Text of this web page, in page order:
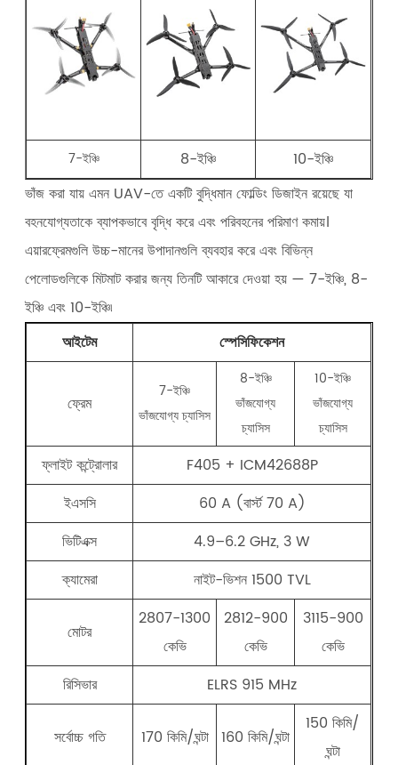
7-ইঞ্চি 8-ইঞ্চি
10-ইঞ্চি
ভাঁজ করা যায় এমন UAV-তে একটি বুদ্ধিমান ফোল্ডিং ডিজাইন রয়েছে যা
বহনযোগ্যতাকে ব্যাপকভাবে বৃদ্ধি করে এবং পরিবহনের পরিমাণ কমায়।
এয়ারফ্রেমগুলি উচ্চ-মানের উপাদানগুলি ব্যবহার করে এবং বিভিন্ন
পেলোডগুলিকে মিটমাট করার জন্য তিনটি আকারে দেওয়া হয় — 7-ইঞ্চি, 8-
ইঞ্চি এবং 10-ইঞ্চি৷
আইটেম
স্পেসিফিকেশন
ফ্রেম
7-ইঞ্চি
ভাঁজযোগ্য চ্যাসিস
8-ইঞ্চি
ভাঁজযোগ্য
চ্যাসিস
10-ইঞ্চি
ভাঁজযোগ্য
চ্যাসিস
ফ্লাইট কন্ট্রোলার
F405 + ICM42688P
ইএসসি
60 A (বার্স্ট 70 A)
ভিটিএক্স
4.9–6.2 GHz, 3 W
ক্যামেরা
নাইট-ভিশন 1500 TVL
মোটর
2807-1300
কেভি
2812-900
কেভি
3115-900
কেভি
রিসিভার
ELRS 915 MHz
সর্বোচ্চ গতি 170 কিমি/ঘন্টা 160 কিমি/ঘন্টা
150 কিমি/
ঘন্টা